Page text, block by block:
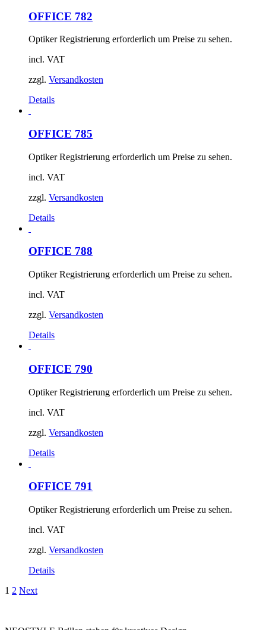
OFFICE 782
Optiker Registrierung erforderlich um Preise zu sehen.
incl. VAT
zzgl. Versandkosten
Details
OFFICE 785
Optiker Registrierung erforderlich um Preise zu sehen.
incl. VAT
zzgl. Versandkosten
Details
OFFICE 788
Optiker Registrierung erforderlich um Preise zu sehen.
incl. VAT
zzgl. Versandkosten
Details
OFFICE 790
Optiker Registrierung erforderlich um Preise zu sehen.
incl. VAT
zzgl. Versandkosten
Details
OFFICE 791
Optiker Registrierung erforderlich um Preise zu sehen.
incl. VAT
zzgl. Versandkosten
Details
1 2 Next